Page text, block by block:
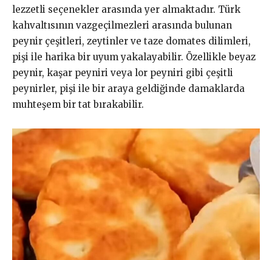
lezzetli seçenekler arasında yer almaktadır. Türk
kahvaltısının vazgeçilmezleri arasında bulunan
peynir çeşitleri, zeytinler ve taze domates dilimleri,
pişi ile harika bir uyum yakalayabilir. Özellikle beyaz
peynir, kaşar peyniri veya lor peyniri gibi çeşitli
peynirler, pişi ile bir araya geldiğinde damaklarda
muhteşem bir tat bırakabilir.